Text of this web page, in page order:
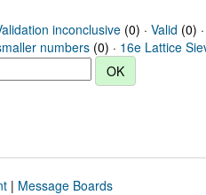
inconclusive(0) · Valid (0)
numbers (0) · 16e Lattice
| Message Boards